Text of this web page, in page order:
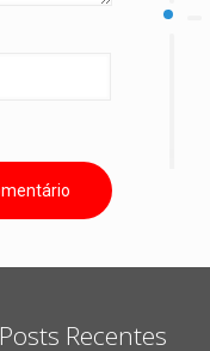
Posts Recentes